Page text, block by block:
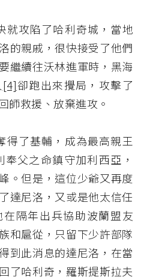
就攻陷了哈利奇城，當地
的親戚，很快接受了他們
繼續往沃林進軍時，黑海
[4]卻跑出來攪局，攻擊了
師救援、放棄進攻。
得了基輔，成為最高親王
奉父之命鎮守加利西亞，
。但是，這位少爺又再度
達尼洛，又或是他太信任
隔年出兵協助波蘭盟友
和扈從，只留下少許部隊
到此消息的達尼洛，在當
了哈利奇，羅斯提斯拉夫